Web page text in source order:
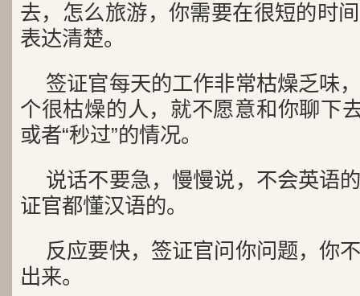
去，怎么旅游，你需要在很短的时
表达清楚。
签证官每天的工作非常枯燥乏味
个很枯燥的人，就不愿意和你聊下
或者“秒过”的情况。
说话不要急，慢慢说，不会英语
证官都懂汉语的。
反应要快，签证官问你问题，你
出来。